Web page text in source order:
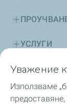
УСЛУГИ
СЪВЕТИ
Уважение
Използваме